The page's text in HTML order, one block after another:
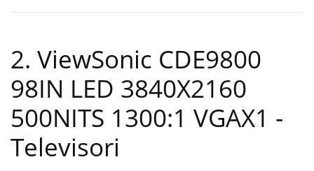
2. ViewSonic CDE9800
98IN LED 3840X2160
500NITS 1300:1 VGAX1 -
Televisori